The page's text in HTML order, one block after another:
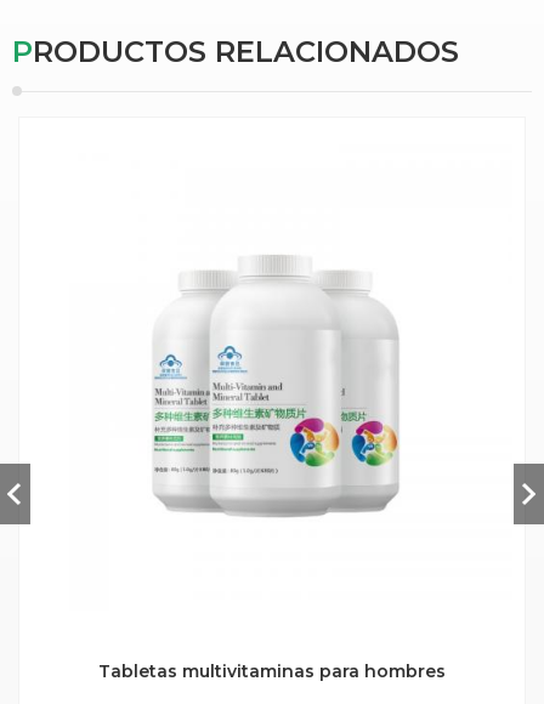
PRODUCTOS RELACIONADOS
Tabletas multivitaminas para hombres